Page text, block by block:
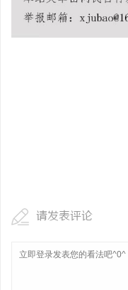
请发表评论